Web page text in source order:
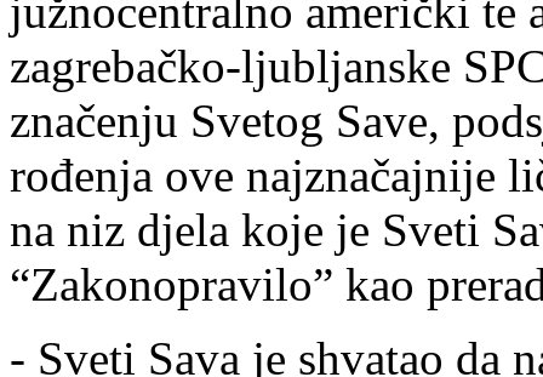
južnocentralno američki te
zagrebačko-ljubljanske
značenju Svetog Save,
rođenja ove najznačajnije
na niz djela koje je Sveti
“Zakonopravilo” kao
- Sveti Sava je shvatao da